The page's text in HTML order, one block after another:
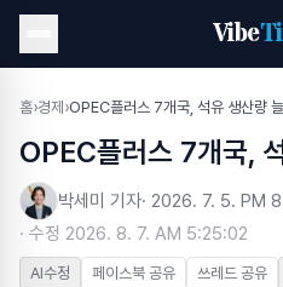
Vibe
홈›경제 ›OPEC플러스 7개국, 석유 생산량
OPEC플러스 7개국,
박세미 기자· 2026. 7. 5. PM
· 수정 2026. 8. 7. AM 5:25:02
AI수정 페이스북 공유 쓰레드 공유